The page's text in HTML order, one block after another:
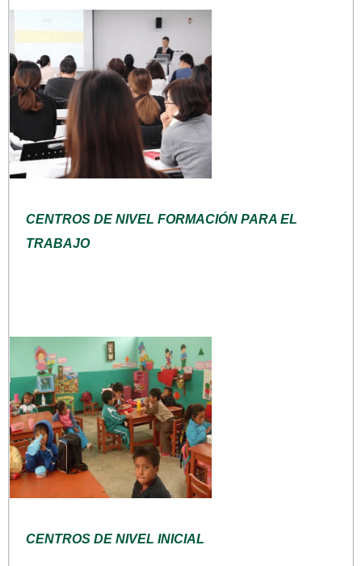
CENTROS DE NIVEL FORMACIÓN PARA EL
TRABAJO
CENTROS DE NIVEL INICIAL